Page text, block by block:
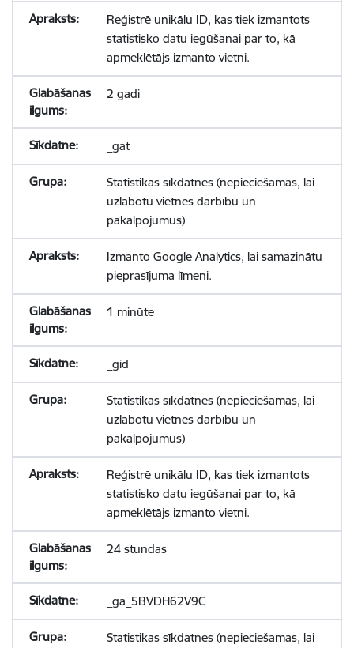
Reģistrē unikālu ID, kas tiek izmantots
statistisko datu iegūšanai par to, kā
apmeklētājs izmanto vietni.
2 gadi
_gat
Statistikas sīkdatnes (nepieciešamas, lai
uzlabotu vietnes darbību un
pakalpojumus)
Izmanto Google Analytics, lai samazinātu
pieprasījuma līmeni.
1 minūte
_gid
Statistikas sīkdatnes (nepieciešamas, lai
uzlabotu vietnes darbību un
pakalpojumus)
Reģistrē unikālu ID, kas tiek izmantots
statistisko datu iegūšanai par to, kā
apmeklētājs izmanto vietni.
24 stundas
_ga_5BVDH62V9C
Statistikas sīkdatnes (nepieciešamas, lai